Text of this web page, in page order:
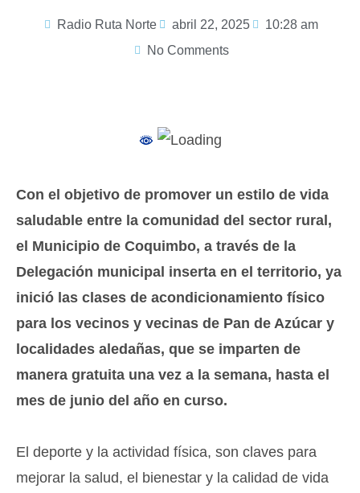
Radio Ruta Norte abril 22, 2025
10:28 am
No Comments
Con el objetivo de promover un estilo de vida
saludable entre la comunidad del sector rural,
el Municipio de Coquimbo, a través de la
Delegación municipal inserta en el territorio, ya
inició las clases de acondicionamiento físico
para los vecinos y vecinas de Pan de Azúcar y
localidades aledañas, que se imparten de
manera gratuita una vez a la semana, hasta el
mes de junio del año en curso.
El deporte y la actividad física, son claves para
mejorar la salud, el bienestar y la calidad de vida